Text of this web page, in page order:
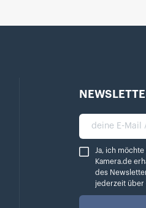
deine E-Mail
Ja, ich möchte
Ja, ich
Kamera.de
des
jederzeit über